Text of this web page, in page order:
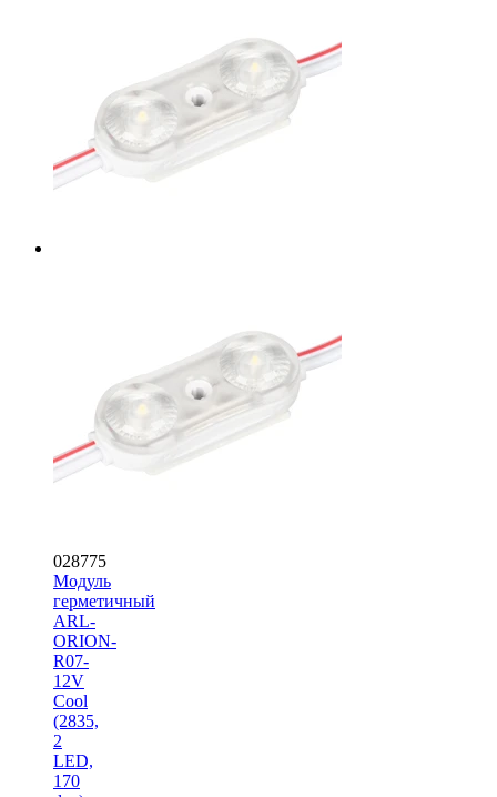
028775
Модуль
герметичный
ARL-
ORION-
R07-
12V
Cool
(2835,
2
LED,
170